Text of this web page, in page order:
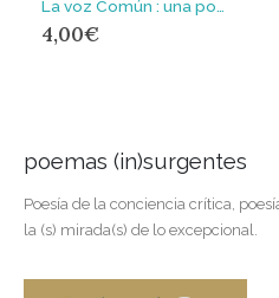
4,00€
poemas (in)surgentes
Poesía de la conciencia crítica,
la (s) mirada(s) de lo excepcional.